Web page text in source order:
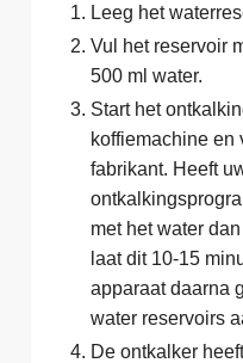
Leeg het
Vul het reservoir
500 ml water.
Start het
koffiemachine en
fabrikant. Heeft
met het water
laat dit 10-15
apparaat daarna
water reservoirs
De ontkalker